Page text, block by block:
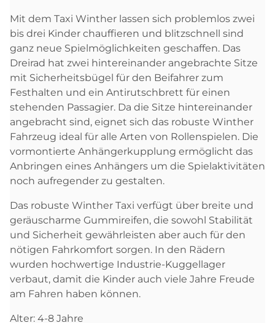
Mit dem Taxi Winther lassen sich problemlos zwei
bis drei Kinder chauffieren und blitzschnell sind
ganz neue Spielmöglichkeiten geschaffen. Das
Dreirad hat zwei hintereinander angebrachte Sitze
mit Sicherheitsbügel für den Beifahrer zum
Festhalten und ein Antirutschbrett für einen
stehenden Passagier. Da die Sitze hintereinander
angebracht sind, eignet sich das robuste Winther
Fahrzeug ideal für alle Arten von Rollenspielen. Die
vormontierte Anhängerkupplung ermöglicht das
Anbringen eines Anhängers um die Spielaktivitäten
noch aufregender zu gestalten.
Das robuste Winther Taxi verfügt über breite und
geräuscharme Gummireifen, die sowohl Stabilität
und Sicherheit gewährleisten aber auch für den
nötigen Fahrkomfort sorgen. In den Rädern
wurden hochwertige Industrie-Kuggellager
verbaut, damit die Kinder auch viele Jahre Freude
am Fahren haben können.
Alter: 4-8 Jahre